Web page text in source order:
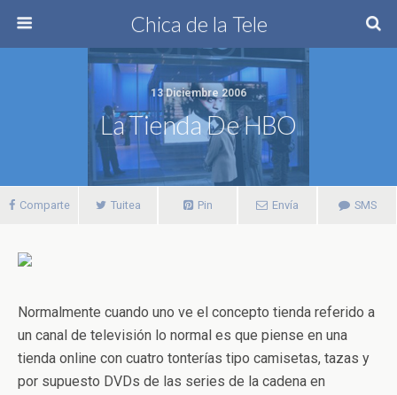
Chica de la Tele
13 Diciembre 2006
La Tienda De HBO
Comparte Tuitea Pin Envía SMS
Normalmente cuando uno ve el concepto tienda referido a
un canal de televisión lo normal es que piense en una
tienda online con cuatro tonterías tipo camisetas, tazas y
por supuesto DVDs de las series de la cadena en